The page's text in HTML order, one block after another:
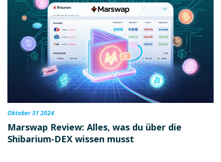
Oktober 31 2024
Marswap Review: Alles, was du über die
Shibarium‑DEX wissen musst